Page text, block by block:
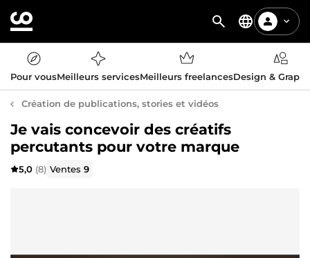
Pour vousMeilleurs servicesMeilleurs freelancesDesign &
Création de publications, stories et vidéos
Je vais concevoir des créatifs
percutants pour votre marque
5,0 (8) Ventes9